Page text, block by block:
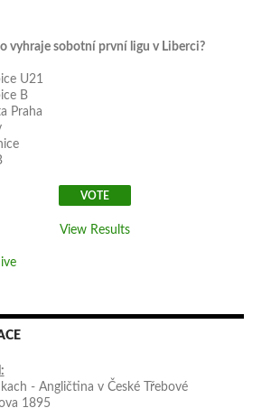
vyhraje sobotní první ligu v Liberci?
U21
B
Praha
View Results
- Angličtina v České Třebové
1895